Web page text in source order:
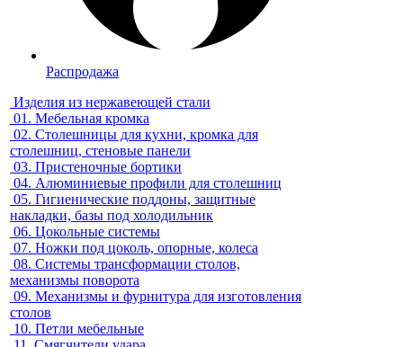
Распродажа
Изделия из нержавеющей стали
01. Мебельная кромка
02. Столешницы для кухни, кромка для
столешниц, стеновые панели
03. Пристеночные бортики
04. Алюминиевые профили для столешниц
05. Гигиенические поддоны, защитные
накладки, базы под холодильник
06. Цокольные системы
07. Ножки под цоколь, опорные, колеса
08. Системы трансформации столов,
механизмы поворота
09. Механизмы и фурнитура для изготовления
столов
10. Петли мебельные